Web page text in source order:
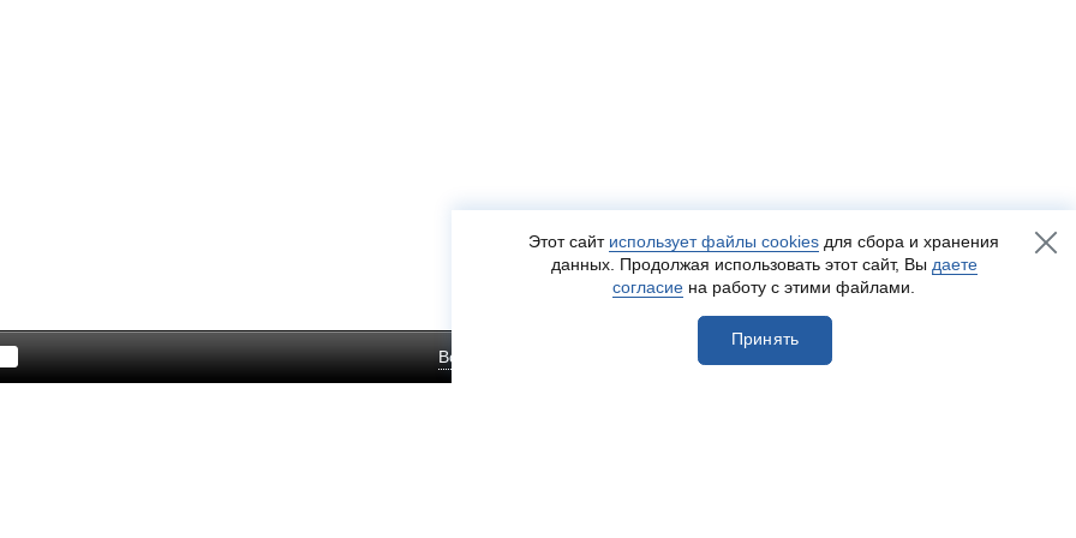
Войти
Этот сайт использует файлы cookies для сбора и хранения
данных. Продолжая использовать этот сайт, Вы даете
согласие на работу с этими файлами.
Принять